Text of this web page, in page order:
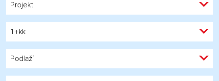
Projekt
1+kk
Podlaží